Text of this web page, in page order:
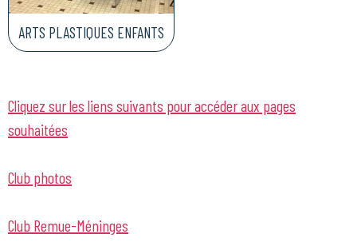
ARTS PLASTIQUES ENFANTS
Cliquez sur les liens suivants pour accéder aux pages
souhaitées
Club photos
Club Remue-Méninges